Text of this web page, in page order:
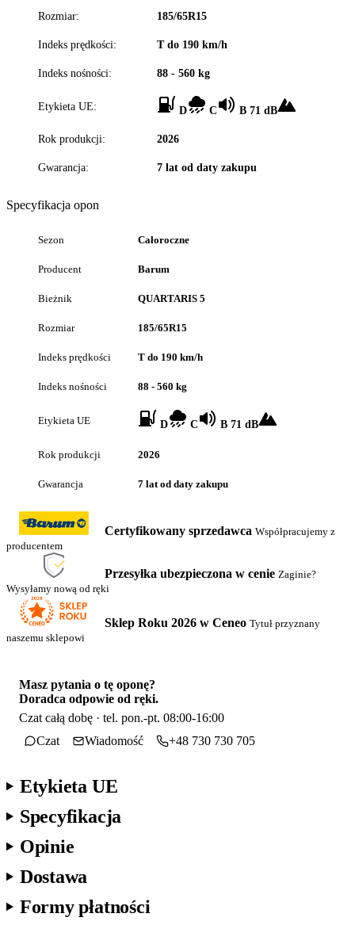
Rozmiar: 185/65R15
Indeks prędkości: T do 190 km/h
Indeks nośności: 88 - 560 kg
Etykieta UE: D C B 71 dB
Rok produkcji: 2026
Gwarancja: 7 lat od daty zakupu
Specyfikacja opon
Sezon Całoroczne
Producent Barum
Bieżnik QUARTARIS 5
Rozmiar 185/65R15
Indeks prędkości T do 190 km/h
Indeks nośności 88 - 560 kg
Etykieta UE D C B 71 dB
Rok produkcji 2026
Gwarancja 7 lat od daty zakupu
Certyfikowany sprzedawca Współpracujemy z
producentem
Przesyłka ubezpieczona w cenie Zaginie?
Wysyłamy nową od ręki
Sklep Roku 2026 w Ceneo Tytuł przyznany
naszemu sklepowi
Masz pytania o tę oponę?
Doradca odpowie od ręki.
Czat całą dobę · tel. pon.-pt. 08:00-16:00
Czat
Wiadomość +48 730 730 705
Etykieta UE
Specyfikacja
Opinie
Dostawa
Formy płatności